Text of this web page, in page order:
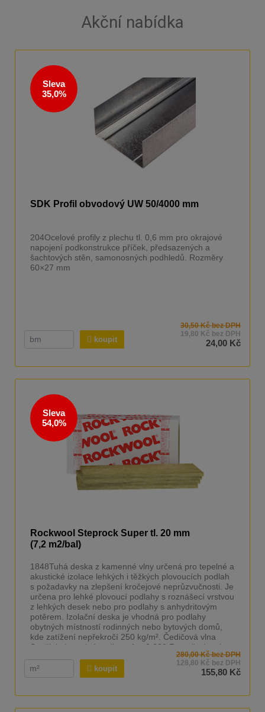
Akční nabídka
Sleva
35,0%
SDK Profil obvodový UW 50/4000 mm
204Ocelové profily z plechu tl. 0,6 mm pro okrajové
napojení podkonstrukce příček, předsazených a
šachtových stěn, samonosných podhledů. Rozměry
60×27 mm
koupit
30,50 Kč bez DPH
19,80 Kč bez DPH
24,00 Kč
Sleva
54,0%
Rockwool Steprock Super tl. 20 mm
(7,2 m2/bal)
1848Tuhá deska z kamenné vlny určená pro tepelné a
akustické izolace lehkých i těžkých plovoucích podlah
s požadavky na zlepšení kročejové neprůzvučnosti. Je
určena pro lehké plovoucí podlahy s roznášecí vrstvou
z lehkých desek nebo pro podlahy s anhydritovým
potěrem. Izolační deska je vhodná pro podlahy
obytných místností rodinných nebo bytových domů,
kde zatížení nepřekročí 250 kg/m². Čedičová vlna
Součinitel tepelné vodivost λ = 0,039 Rozměr desek
koupit
280,00 Kč bez DPH
128,80 Kč bez DPH
155,80 Kč